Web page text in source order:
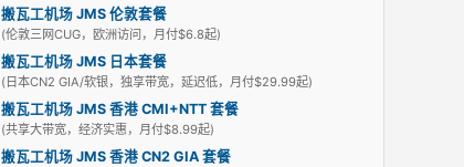
搬瓦工机场 JMS 伦敦套餐
(伦敦三网CUG，欧洲访问，月付$6.8起)
搬瓦工机场 JMS 日本套餐
(日本CN2 GIA/软银，独享带宽，延迟低，月付$29.99起)
搬瓦工机场 JMS 香港 CMI+NTT 套餐
(共享大带宽，经济实惠，月付$8.99起)
搬瓦工机场 JMS 香港 CN2 GIA 套餐